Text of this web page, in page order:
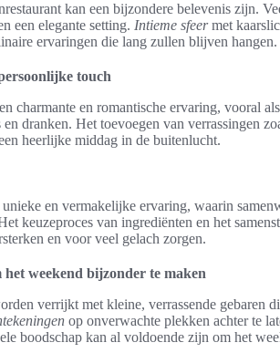
kan een bijzondere belevenis zijn.
een elegante setting. Intieme sfeermet
ervaringen die lang zullen blijven hangen.
touch
charmante en romantische ervaring, vooral
dranken. Het toevoegen van verrassingen
heerlijke middag in de buitenlucht.
en vermakelijke ervaring, waarin
keuzeproces van ingrediënten en het
en voor veel gelach zorgen.
weekend bijzonder te maken
verrijkt met kleine, verrassende gebaren
op onverwachte plekken achter te
boodschap kan al voldoende zijn om het